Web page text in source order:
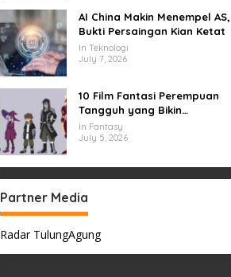
AI China Makin Menempel AS,
Bukti Persaingan Kian Ketat
In Teknologi
July 7, 2026
10 Film Fantasi Perempuan
Tangguh yang Bikin
Terinspirasi, Termasuk Damsel
In Fantasy
July 5, 2026
Partner Media
Radar TulungAgung